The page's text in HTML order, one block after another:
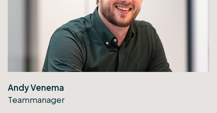
Andy Venema
Teammanager